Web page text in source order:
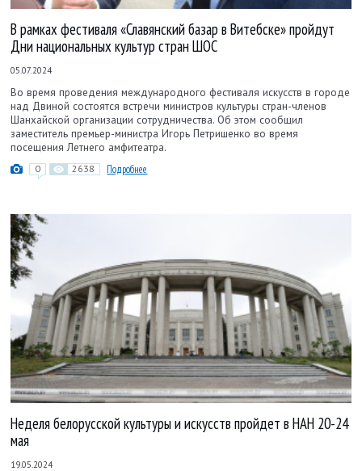
В рамках фестиваля «Славянский базар в Витебске» пройдут
Дни национальных культур стран ШОС
05.07.2024
Во время проведения международного фестиваля искусств в городе
над Двиной состоятся встречи министров культуры стран-членов
Шанхайской организации сотрудничества. Об этом сообщил
заместитель премьер-министра Игорь Петришенко во время
посещения Летнего амфитеатра.
0 2638 Подробнее
Неделя белорусской культуры и искусств пройдет в НАН 20-24
мая
19.05.2024